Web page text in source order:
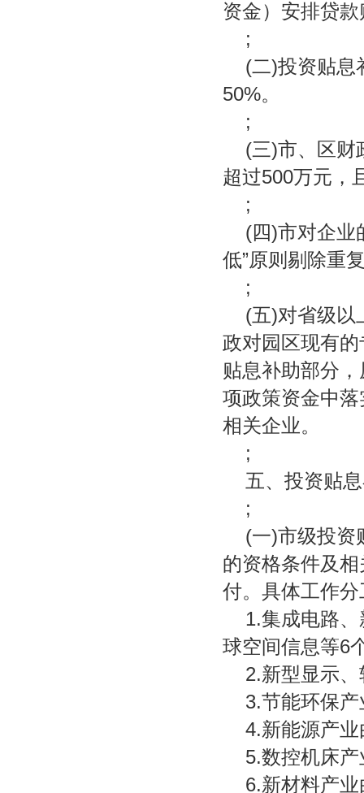
资金）安排贷
;
(二)投资贴息
50%。
;
(三)市、区财
超过500万元，
;
(四)市对企业
低”原则剔除重
;
(五)对省级以
政对园区现有
贴息补助部分
项政策资金中
相关企业。
;
五、投资贴
;
(一)市级投资
的资格条件及
付。具体工作
1.集成电路
球空间信息等6
2.新型显示
3.节能环保
4.新能源产
5.数控机床
6.新材料产